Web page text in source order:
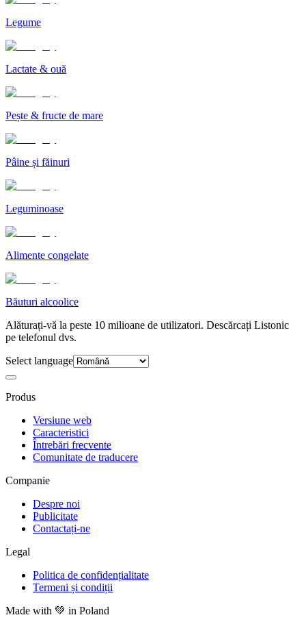
Legume
Lactate & ouă
Pește & fructe de mare
Pâine și făinuri
Leguminoase
Alimente congelate
Băuturi alcoolice
Alăturați-vă la peste 10 milioane de utilizatori. Descărcați Listonic
pe telefonul dvs.
Select language
Produs
Versiune web
Caracteristici
Întrebări frecvente
Comunitate de traducere
Companie
Despre noi
Publicitate
Contactați-ne
Legal
Politica de confidențialitate
Termeni și condiții
Made with 💚 in Poland